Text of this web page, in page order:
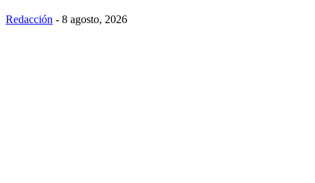
Redacción - 8 agosto, 2026